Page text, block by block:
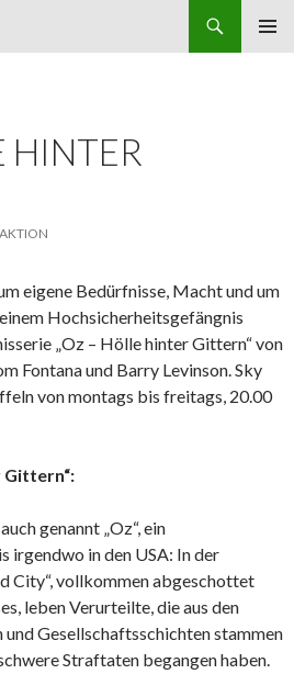
HINTER
eigene Bedürfnisse, Macht und um
Hochsicherheitsgefängnis
„Oz – Hölle hinter Gittern“ von
Fontana und Barry Levinson. Sky
von montags bis freitags, 20.00
Gittern“:
genannt „Oz“, ein
irgendwo in den USA: In der
City“, vollkommen abgeschottet
leben Verurteilte, die aus den
Gesellschaftsschichten stammen
Straftaten begangen haben.